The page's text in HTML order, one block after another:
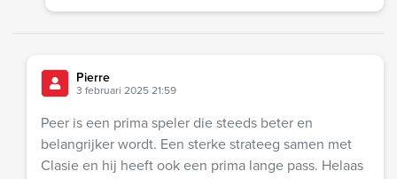
Pierre
3 februari 2025 21:59
Peer is een prima speler die steeds beter en
belangrijker wordt. Een sterke strateeg samen met
Clasie en hij heeft ook een prima lange pass. Helaas